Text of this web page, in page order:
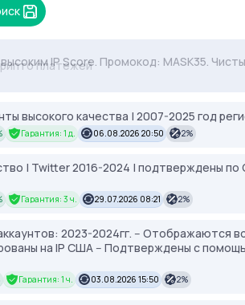
платежей
прокси 💚 Подберём под ваши задачи 🚀
IP Score. Промокод: MASK35.
высокого качества | 2007-2025 год
Гарантия: 1 д. 06.08.2026 20:50 2%
| Twitter 2016-2024 | подтверждены по
Гарантия: 3 ч. 29.07.2026 08:21 2%
2023-2024гг. -- Отображаются
на IP США -- Подтверждены с
Гарантия: 1 ч. 03.08.2026 15:50 2%